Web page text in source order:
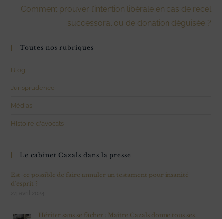
Comment prouver l’intention libérale en cas de recel
successoral ou de donation déguisée ?
Toutes nos rubriques
Blog
Jurisprudence
Médias
Histoire d'avocats
Le cabinet Cazals dans la presse
Est-ce possible de faire annuler un testament pour insanité
d’esprit ?
Hériter sans se fâcher : Maître Cazals donne tous ses